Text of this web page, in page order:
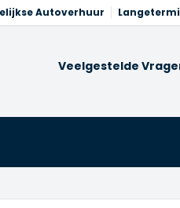
Autoverhuur
Veelgestelde